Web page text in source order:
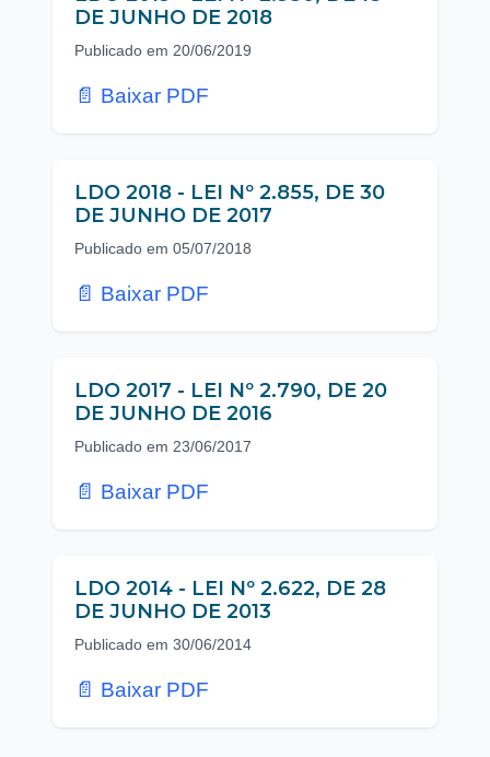
DE JUNHO DE 2018
Publicado em 20/06/2019
📄 Baixar PDF
LDO 2018 - LEI Nº 2.855, DE 30
DE JUNHO DE 2017
Publicado em 05/07/2018
📄 Baixar PDF
LDO 2017 - LEI Nº 2.790, DE 20
DE JUNHO DE 2016
Publicado em 23/06/2017
📄 Baixar PDF
LDO 2014 - LEI Nº 2.622, DE 28
DE JUNHO DE 2013
Publicado em 30/06/2014
📄 Baixar PDF